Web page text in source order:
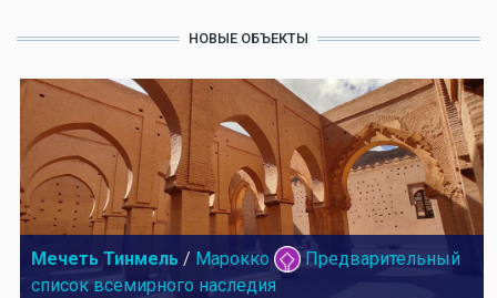
НОВЫЕ ОБЪЕКТЫ
Мечеть Тинмель / Марокко
Предварительный
список всемирного наследия